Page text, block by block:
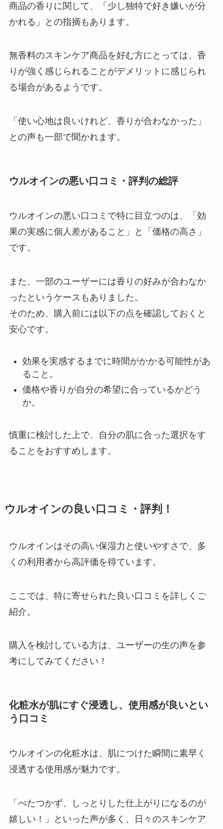
商品の香りに関して、「少し独特で好き嫌いが分
かれる」との指摘もあります。
無香料のスキンケア商品を好む方にとっては、香
りが強く感じられることがデメリットに感じられ
る場合があるようです。
「使い心地は良いけれど、香りが合わなかった」
との声も一部で聞かれます。
ウルオインの悪い口コミ・評判の総評
ウルオインの悪い口コミで特に目立つのは、「効
果の実感に個人差があること」と「価格の高さ」
です。
また、一部のユーザーには香りの好みが合わなか
ったというケースもありました。
そのため、購入前には以下の点を確認しておくと
安心です。
効果を実感するまでに時間がかかる可能性があ
ること。
価格や香りが自分の希望に合っているかどう
か。
慎重に検討した上で、自分の肌に合った選択をす
ることをおすすめします。
ウルオインの良い口コミ・評判！
ウルオインはその高い保湿力と使いやすさで、多
くの利用者から高評価を得ています。
ここでは、特に寄せられた良い口コミを詳しくご
紹介。
購入を検討している方は、ユーザーの生の声を参
考にしてみてください！
化粧水が肌にすぐ浸透し、使用感が良いとい
う口コミ
ウルオインの化粧水は、肌につけた瞬間に素早く
浸透する使用感が魅力です。
「べたつかず、しっとりした仕上がりになるのが
嬉しい！」といった声が多く、日々のスキンケア